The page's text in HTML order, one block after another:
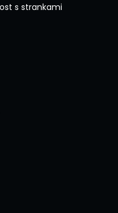
s strankami